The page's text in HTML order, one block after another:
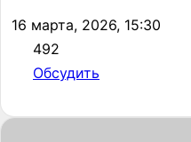
16 марта, 2026, 15:30
492
Обсудить